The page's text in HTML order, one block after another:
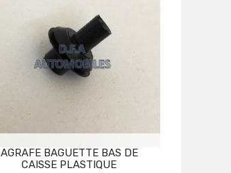
AGRAFE BAGUETTE BAS DE
CAISSE PLASTIQUE